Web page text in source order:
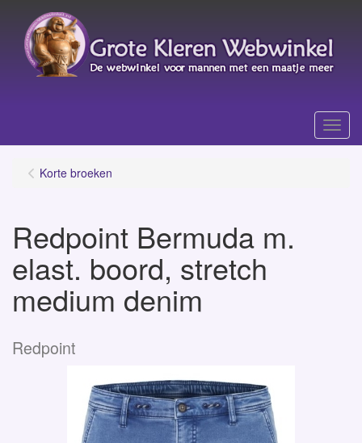
Menu
Korte broeken
Redpoint Bermuda m.
elast. boord, stretch
medium denim
Redpoint